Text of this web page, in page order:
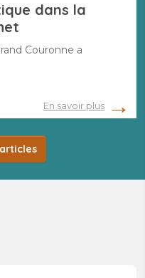
dans la
Couronne a
En savoir plus